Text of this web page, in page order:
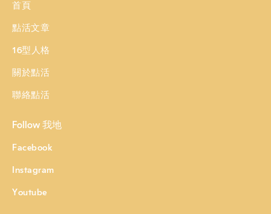
首頁
點活文章
16型人格
關於點活
聯絡點活
Follow 我地
Facebook
Instagram
Youtube